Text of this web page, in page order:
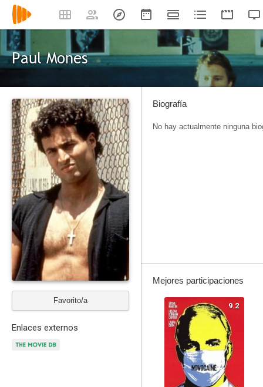
Paul Mones
Favorito/a
Enlaces externos
Biografía
No hay actualmente ninguna
Mejores participaciones
9.2